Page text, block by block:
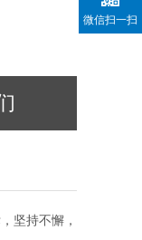
坚持不懈，
微信扫一扫